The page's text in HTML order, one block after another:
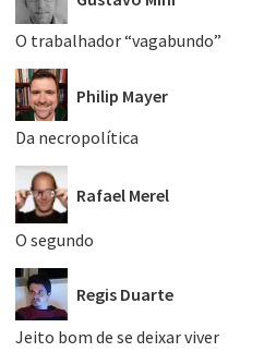
O trabalhador “vagabundo”
Philip Mayer
Da necropolítica
Rafael Merel
O segundo
Regis Duarte
Jeito bom de se deixar viver